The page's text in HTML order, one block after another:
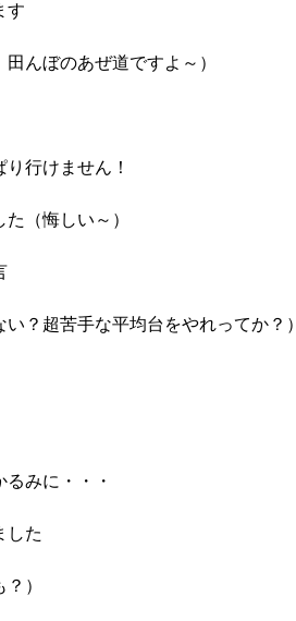
す
んぼのあぜ道ですよ～）
行けません！
（悔しい～）
？超苦手な平均台をやれってか？）
みに・・・
した
）